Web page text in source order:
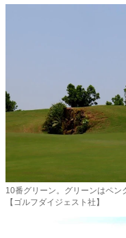
10番グリーン。グリーンはペン
【ゴルフダイジェスト社】